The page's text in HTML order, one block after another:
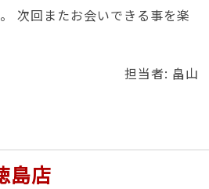
次回またお会いできる事を楽
担当者: 畠山
島店